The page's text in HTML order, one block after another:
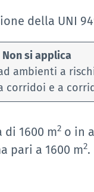
della UNI
Non si applica
ambienti a
corridoi e a
1600 m2 o in
pari a 1600 m2.